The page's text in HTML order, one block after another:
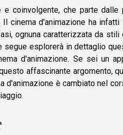
coinvolgente, che parte dalle
cinema d'animazione ha
ognuna caratterizzata da stili
esplorerà in dettaglio
d'animazione. Se sei un
affascinante argomento,
d'animazione è cambiato nel